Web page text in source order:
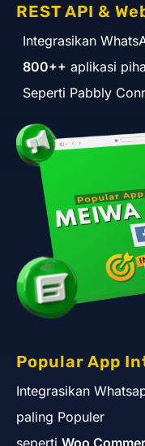
REST API &
Integrasikan
800++ aplikasi
Seperti Pabbly
Popular App
Integrasikan
paling Populer
seperti Woo